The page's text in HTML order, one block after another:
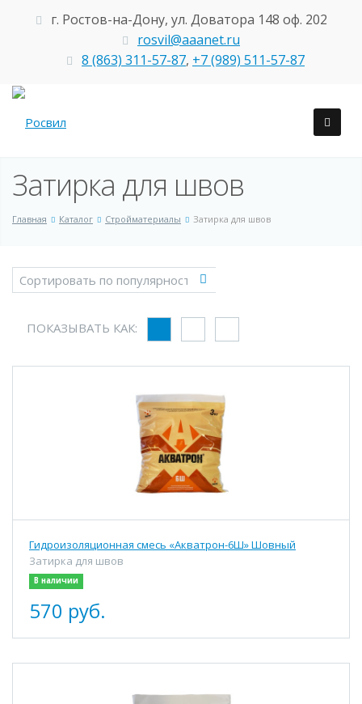
г. Ростов-на-Дону, ул. Доватора 148 оф. 202
rosvil@aaanet.ru
8 (863) 311-57-87, +7 (989) 511-57-87
Затирка для швов
Главная Каталог Стройматериалы Затирка для швов
ПОКАЗЫВАТЬ КАК:
Гидроизоляционная смесь «Акватрон-6Ш» Шовный
Затирка для швов
В наличии
570 руб.